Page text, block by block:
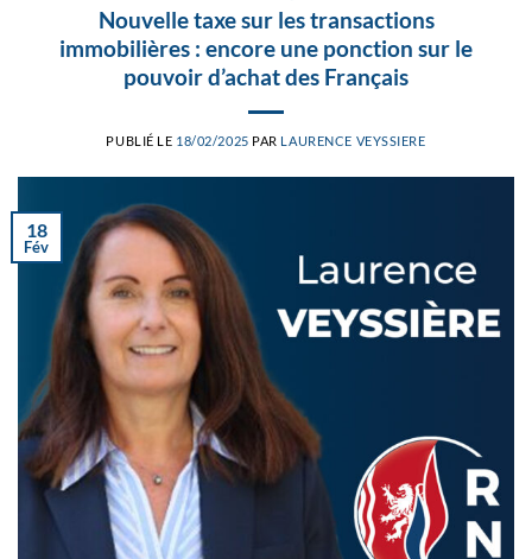
Nouvelle taxe sur les transactions
immobilières : encore une ponction sur le
pouvoir d’achat des Français
PUBLIÉ LE 18/02/2025 PAR LAURENCE VEYSSIERE
18
Fév